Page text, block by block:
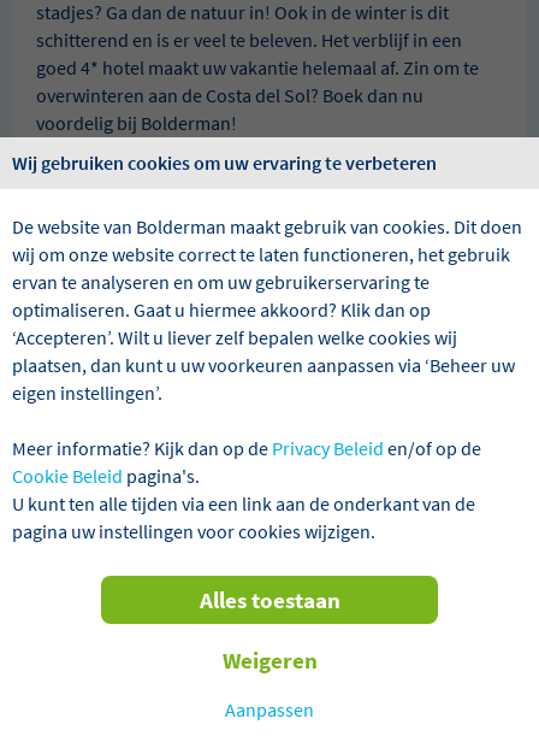
stadjes? Ga dan de natuur in! Ook in de winter is dit
schitterend en is er veel te beleven. Het verblijf in een
goed 4* hotel maakt uw vakantie helemaal af. Zin om te
overwinteren aan de Costa del Sol? Boek dan nu
voordelig bij Bolderman!
Wij hebben 3 reizen gevonden
Spanje Costa del Sol
GEGARANDEERD VERTREK!
Wij gebruiken cookies om uw ervaring te verbeteren
De website van Bolderman maakt gebruik van cookies. Dit doen
wij om onze website correct te laten functioneren, het gebruik
ervan te analyseren en om uw gebruikerservaring te
optimaliseren. Gaat u hiermee akkoord? Klik dan op
‘Accepteren’. Wilt u liever zelf bepalen welke cookies wij
plaatsen, dan kunt u uw voorkeuren aanpassen via ‘Beheer uw
eigen instellingen’.
Meer informatie? Kijk dan op de Privacy Beleid en/of op de
Cookie Beleid pagina's.
U kunt ten alle tijden via een link aan de onderkant van de
pagina uw instellingen voor cookies wijzigen.
Aanpassen
Weigeren
Alles toestaan